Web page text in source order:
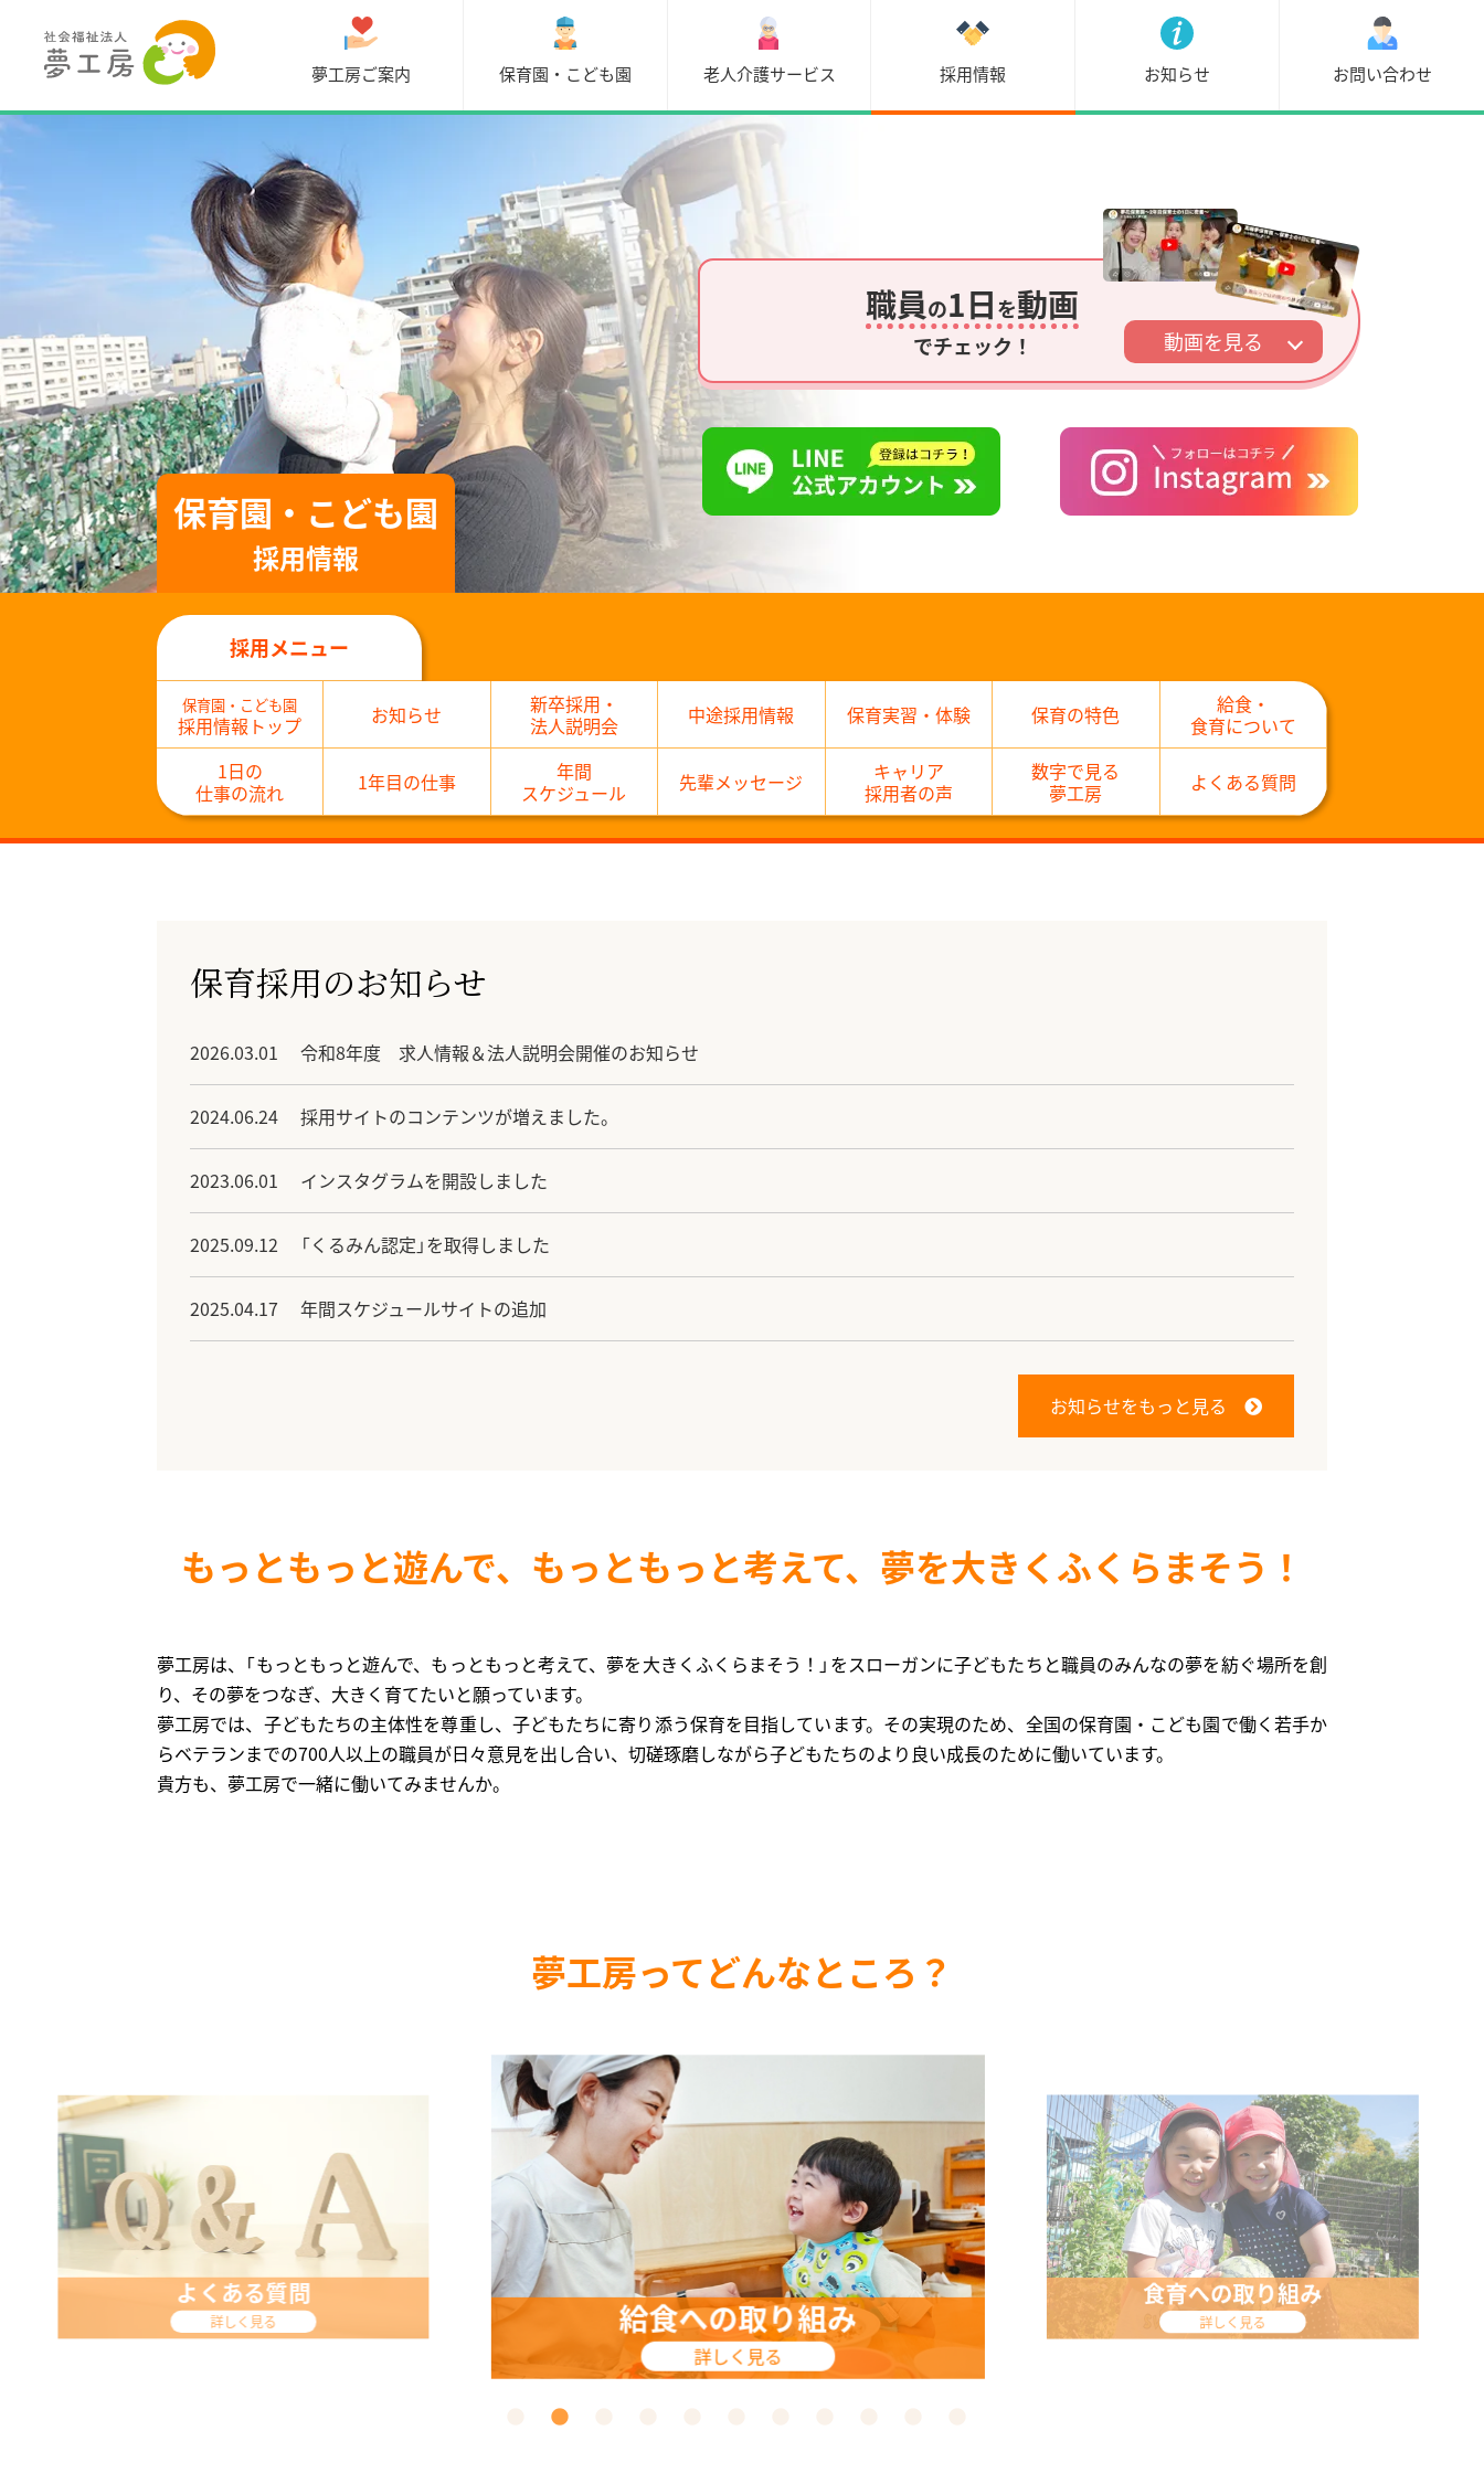
夢工房の保育士採用情報のご案
夢工房ご案内 保育園・こども園 老人介護サービス 採用情報 お知らせ お問い合わせ
職員の1日を動画
でチェック！ 動画を見る
保育園・こども園
採用情報
採用メニュー
保育園・こども園
採用情報トップ お知らせ
新卒採用・
法人説明会
中途採用情報 保育実習・体験 保育の特色
給食・
食育について
1日の
仕事の流れ
1年目の仕事
年間
スケジュール
先輩メッセージ
キャリア
採用者の声
数字で見る
夢工房
よくある質問
保育採用のお知らせ
2026.03.01 令和8年度 求人情報＆法人説明会開催のお知らせ
2024.06.24 採用サイトのコンテンツが増えました。
2023.06.01 インスタグラムを開設しました
2025.09.12 「くるみん認定」を取得しました
2025.04.17 年間スケジュールサイトの追加
お知らせをもっと見る
もっともっと遊んで、もっともっと考えて、夢を大きくふくらまそう！
夢工房は、「もっともっと遊んで、もっともっと考えて、夢を大きくふくらまそう！」をスローガンに子どもたちと職員のみんなの夢を紡ぐ場所を創
り、その夢をつなぎ、大きく育てたいと願っています。
夢工房では、子どもたちの主体性を尊重し、子どもたちに寄り添う保育を目指しています。その実現のため、全国の保育園・こども園で働く若手か
らベテランまでの700人以上の職員が日々意見を出し合い、切磋琢磨しながら子どもたちのより良い成長のために働いています。
貴方も、夢工房で一緒に働いてみませんか。
夢工房ってどんなところ？
給食への取り組み
詳しく見る 食育への取り組み
詳しく見る
保育体験・実習
詳しく見る